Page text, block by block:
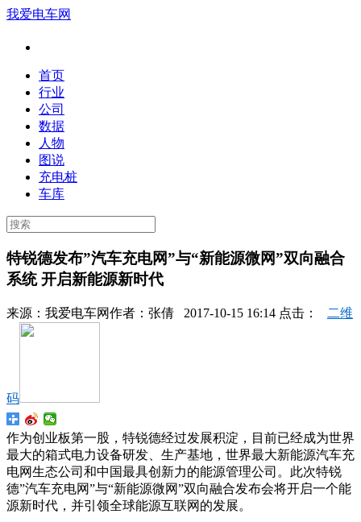
我爱电车网
首页
行业
公司
数据
人物
图说
充电桩
车库
特锐德发布”汽车充电网”与“新能源微网”双向融合
系统 开启新能源新时代
来源： 我爱电车网作者： 张倩 2017-10-15 16:14 点击： 二维
码
作为创业板第一股，特锐德经过发展积淀，目前已经成为世界
最大的箱式电力设备研发、生产基地，世界最大新能源汽车充
电网生态公司和中国最具创新力的能源管理公司。此次特锐
德”汽车充电网”与“新能源微网”双向融合发布会将开启一个能
源新时代，并引领全球能源互联网的发展。